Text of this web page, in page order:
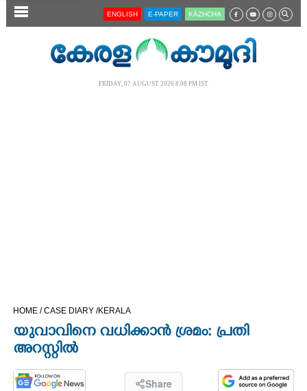
SECTIONS
OPINION
ENGLISH E-PAPER KĀZHCHA
FRIDAY, 07 AUGUST 2026 8.08 PM IST
HOME /CASE DIARY /KERALA
യുവാവിനെ വധിക്കാൻ ശ്രമം: പ്രതി
അറസ്റ്റിൽ
Share